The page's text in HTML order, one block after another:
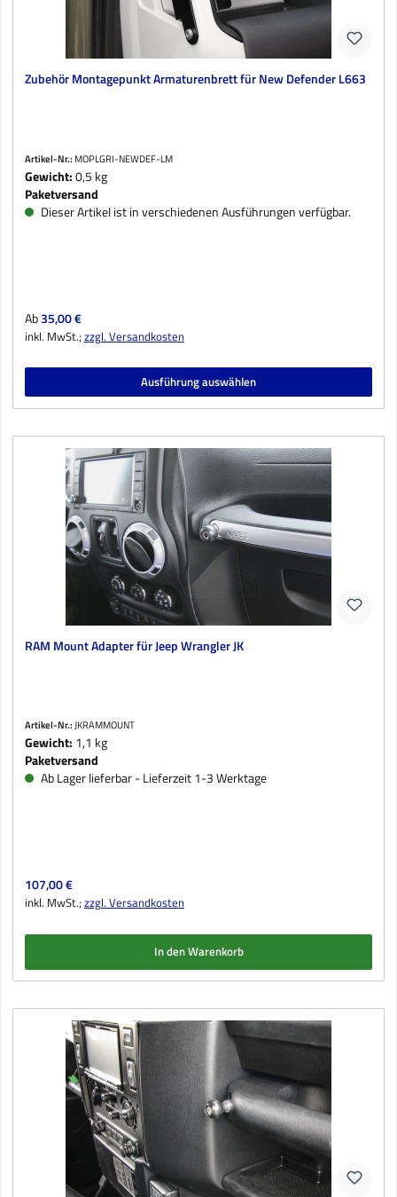
Zubehör Montagepunkt Armaturenbrett für New Defender L663
Artikel-Nr.: MOPLGRI-NEWDEF-LM
Gewicht:0,5 kg
Paketversand
Dieser Artikel ist in verschiedenen Ausführungen verfügbar.
Regulärer Preis:
Ab35,00 €
inkl. MwSt.;zzgl. Versandkosten
Ausführung auswählen
RAM Mount Adapter für Jeep Wrangler JK
Artikel-Nr.: JKRAMMOUNT
Gewicht: 1,1 kg
Paketversand
Ab Lager lieferbar - Lieferzeit 1-3 Werktage
Regulärer Preis:
107,00 €
inkl. MwSt.;zzgl. Versandkosten
In den Warenkorb